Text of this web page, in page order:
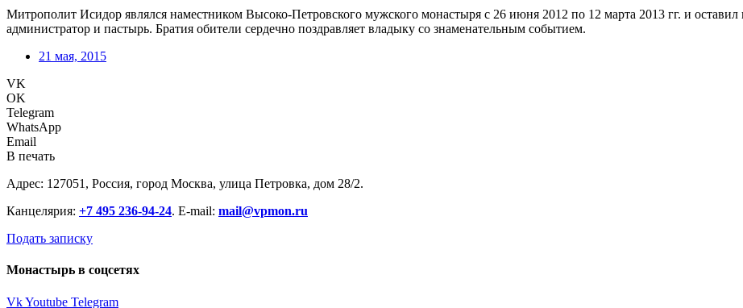
Митрополит Исидор являлся наместником Высоко-Петровского мужского монастыря с 26 июня 2012 по 12 марта 2013 гг. и
администратор и пастырь. Братия обители сердечно поздравляет владыку со знаменательным событием.
21 мая, 2015
VK
OK
Telegram
WhatsApp
Email
В печать
Адрес: 127051, Россия, город Москва, улица Петровка, дом 28/2.
Канцелярия: +7 495 236-94-24. E-mail: mail@vpmon.ru
Подать записку
Монастырь в соцсетях
VkYoutube Telegram